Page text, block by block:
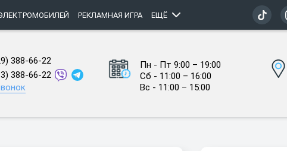
РЕКЛАМНАЯ ИГРА ЕЩЁ
388-66-22
388-66-22
Пн - Пт 9:00 – 19:00
Сб - 11:00 – 16:00
Вс - 11:00 – 15:00